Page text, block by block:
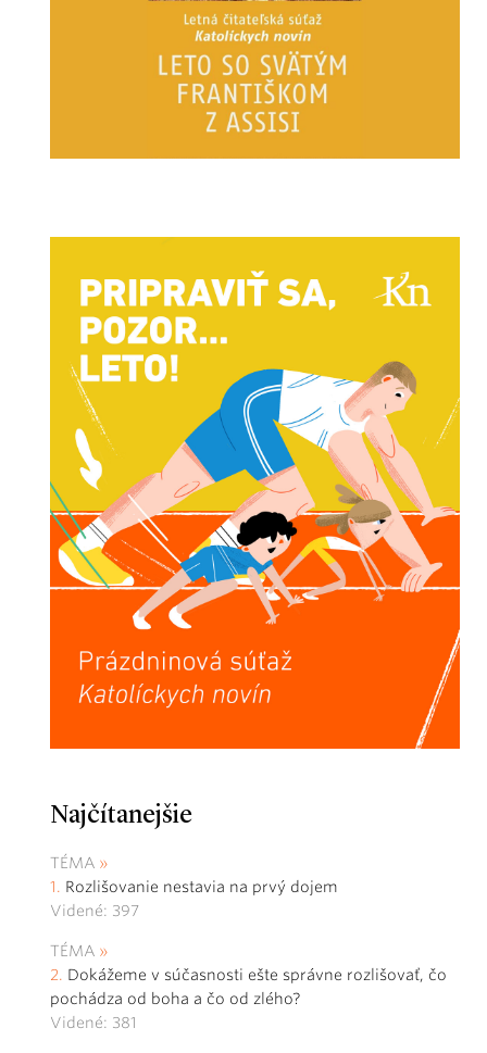
Najčítanejšie
TÉMA
Rozlišovanie nestavia na prvý dojem
Videné: 397
TÉMA
Dokážeme v súčasnosti ešte správne rozlišovať, čo
pochádza od boha a čo od zlého?
Videné: 381